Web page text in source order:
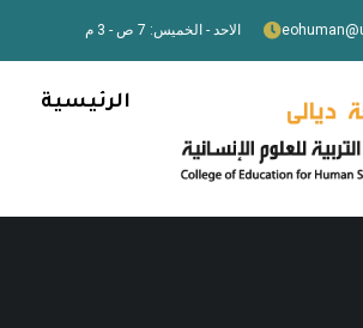
الاحد - الخميس: 7 ص - 3 م
الرئيسية